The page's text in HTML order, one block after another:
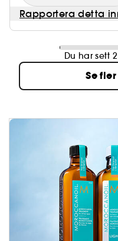
Rapportera detta
Du har sett
Se